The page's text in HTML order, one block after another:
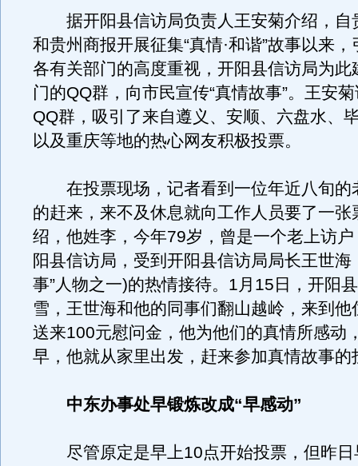
据开阳县信访局负责人王安菊介绍，自
和贵州商报开展征集“真情·和谐”故事以来
各有关部门的高度重视，开阳县信访局为此
门的QQ群，向市民宣传“真情故事”。王安
QQ群，吸引了来自遵义、安顺、六盘水、
以及重庆等地的热心网友积极投票。
在投票现场，记者看到一位年近八旬的
的赶来，来不及休息就向工作人员要了一张
绍，他姓李，今年79岁，曾是一个老上访
阳县信访局，受到开阳县信访局局长王世海
事”人物之一)的热情接待。1月15日，开阳
雪，王世海和他的同事们翻山越岭，来到他
送来100元慰问金，他为他们的真情所感动
早，他就从家里出发，赶来参加真情故事的
中东办事处早锻炼改成“早感动”
尽管原定是早上10点开始投票，但昨日